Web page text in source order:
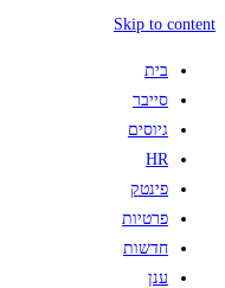
Skip to content
בית
סייבר
גיוסים
HR
פינטק
פרטיות
חדשות
ענן